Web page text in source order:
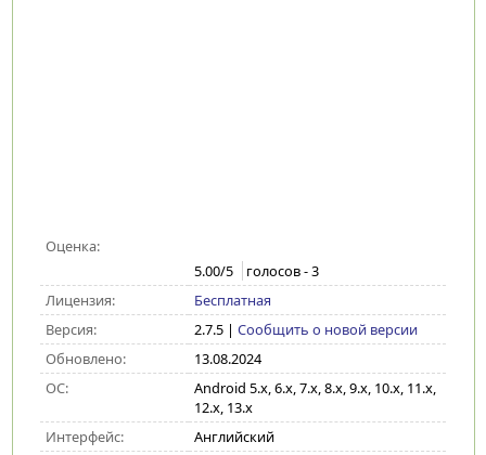
Оценка:
5.00/5 голосов -3
Лицензия:
Бесплатная
Версия:
2.7.5| Сообщить о новой версии
Обновлено:
13.08.2024
ОС:
Android 5.x, 6.x, 7.x, 8.x, 9.x, 10.x, 11.x,
12.x, 13.x
Интерфейс:
Английский